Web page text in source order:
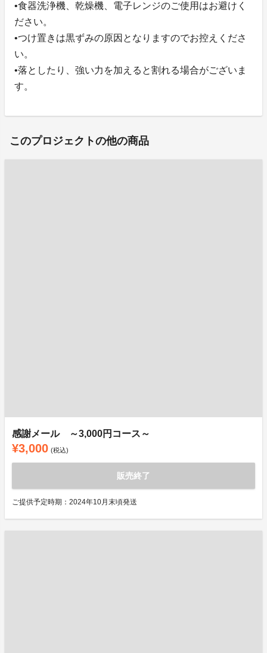
•食器洗浄機、乾燥機、電子レンジのご使用はお避けく
ださい。
•つけ置きは黒ずみの原因となりますのでお控えくださ
い。
•落としたり、強い力を加えると割れる場合がございま
す。
このプロジェクトの他の商品
感謝メール ～3,000円コース～
¥3,000 (税込)
販売終了
ご提供予定時期：2024年10月末頃発送